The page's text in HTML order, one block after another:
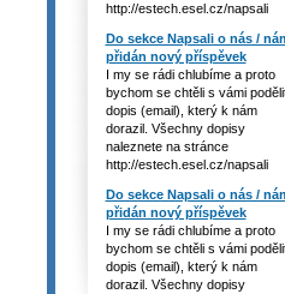
http://estech.esel.cz/napsali
Do sekce Napsali o nás /
přidán nový příspěvek
I my se rádi chlubíme a proto
bychom se chtěli s vámi
dopis (email), který k nám
dorazil. Všechny dopisy
naleznete na stránce
http://estech.esel.cz/napsali
Do sekce Napsali o nás /
přidán nový příspěvek
I my se rádi chlubíme a proto
bychom se chtěli s vámi
dopis (email), který k nám
dorazil. Všechny dopisy